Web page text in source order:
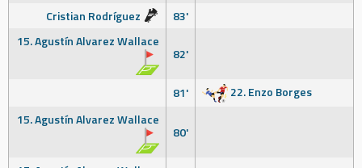
Cristian Rodríguez
83'
15. Agustín Alvarez Wallace
82'
81'
22. Enzo Borges
15. Agustín Alvarez Wallace
80'